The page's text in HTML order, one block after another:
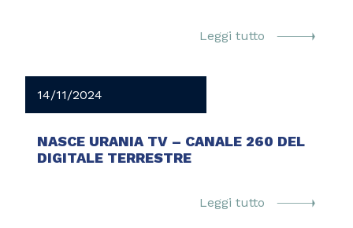
Leggi tutto
14/11/2024
NASCE URANIA TV – CANALE 260 DEL
DIGITALE TERRESTRE
Leggi tutto